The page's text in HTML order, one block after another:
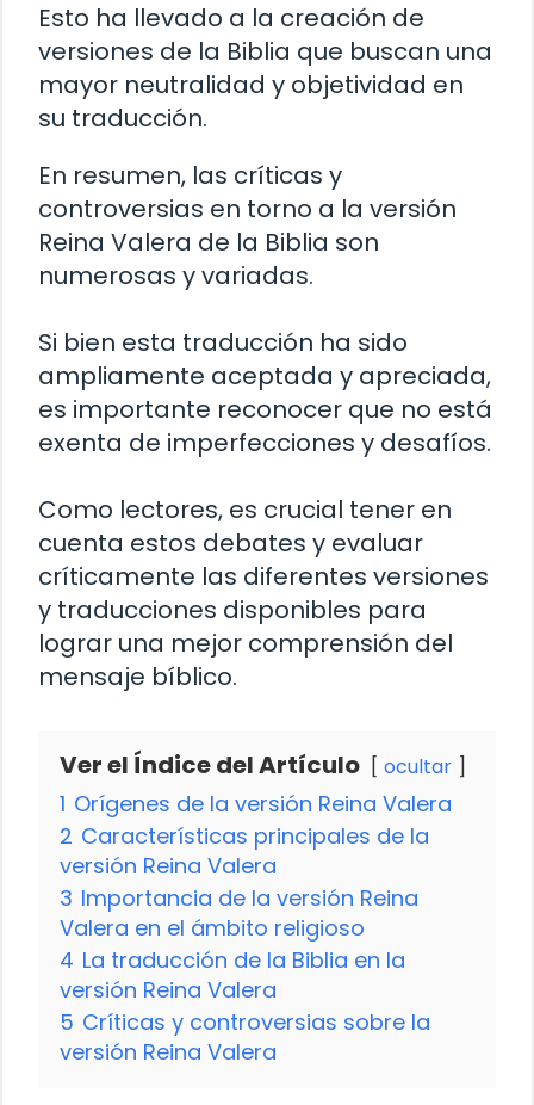
Esto ha llevado a la creación de
versiones de la Biblia que buscan una
mayor neutralidad y objetividad en
su traducción.
En resumen, las críticas y
controversias en torno a la versión
Reina Valera de la Biblia son
numerosas y variadas.
Si bien esta traducción ha sido
ampliamente aceptada y apreciada,
es importante reconocer que no está
exenta de imperfecciones y desafíos.
Como lectores, es crucial tener en
cuenta estos debates y evaluar
críticamente las diferentes versiones
y traducciones disponibles para
lograr una mejor comprensión del
mensaje bíblico.
Ver el Índice del Artículo ocultar
1 Orígenes de la versión Reina Valera
2 Características principales de la
versión Reina Valera
3 Importancia de la versión Reina
Valera en el ámbito religioso
4 La traducción de la Biblia en la
versión Reina Valera
5 Críticas y controversias sobre la
versión Reina Valera